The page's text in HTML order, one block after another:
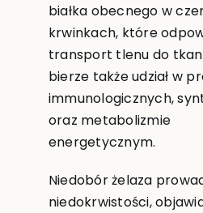
białka obecnego w
krwinkach, które
transport tlenu do
bierze także udział w
immunologicznych,
oraz metabolizmie
energetycznym.
Niedobór żelaza
niedokrwistości,